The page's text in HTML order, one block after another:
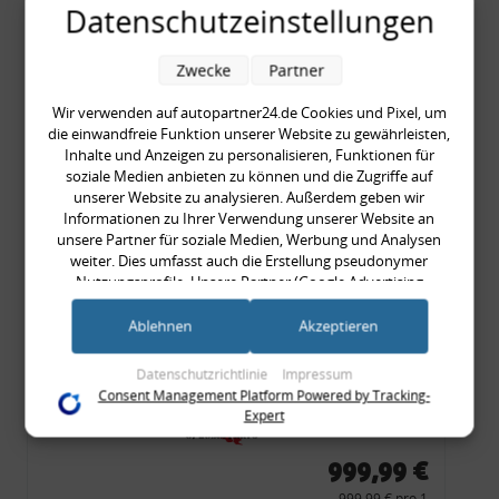
Audi 80 Cabrio, Typ 89,
OE-Nr.: 8G0945225 +
999,99 €
999,99 € pro 1
inkl. gesetzl. MwSt., zzgl.Versandkosten
Merkzettel
Zum Artikel
Rückleuchtenband mit
Blinker, orange, Audi 80
Cabrio, Typ 89, OE-Nr.:
8G0945225 + 8G0945225C
999,99 €
Datenschutzeinstellungen
Wir verwenden auf autopartner24.de Cookies und Pixel, um
die einwandfreie Funktion unserer Website zu gewährleisten,
Inhalte und Anzeigen zu personalisieren, Funktionen für
soziale Medien anbieten zu können und die Zugriffe auf
unserer Website zu analysieren. Außerdem geben wir
Informationen zu Ihrer Verwendung unserer Website an
unsere Partner für soziale Medien, Werbung und Analysen
weiter. Dies umfasst auch die Erstellung pseudonymer
Nutzungsprofile. Unsere Partner (Google Advertising
Products) führen diese Informationen möglicherweise mit
weiteren Daten zusammen, die Sie ihnen bereitgestellt haben
im Rahmen Ihrer Nutzung der Dienste gesammelt haben
(bspw. Nutzungsdaten anderer Geräte). Ihre Einwilligung zur
Nutzung von Cookies und Pixeln können Sie jederzeit
widerrufen, indem Sie auf den Datenschutz-Button links
unten klicken und dort die entsprechenden Anpassungen
Datenschutzrichtlinie Impressum
Zwecke Partner
Ablehnen Akzeptieren
Consent Management Platform Powered by Tracking-
Expert